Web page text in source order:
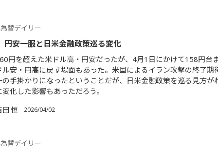
替デイリー
円安一服と日米金融政策巡る変化
円を超えた米ドル高・円安だったが、4月1日にかけて158円台
ル安・円高に戻す場面もあった。米国によるイラン攻撃の終了期
の手掛かりになったということだが、日米金融政策を巡る見方が
化した影響もあっただろう。
田 恒 2026/04/02
替デイリー